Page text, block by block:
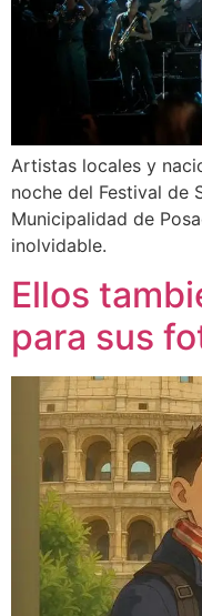
Artistas locales y
noche del Festival de
Municipalidad de
inolvidable.
Ellos
para sus